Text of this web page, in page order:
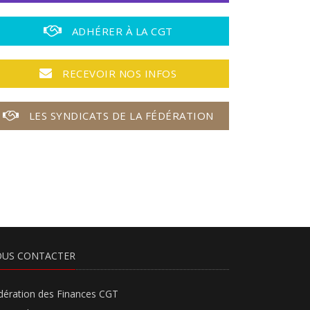
ADHÉRER À LA CGT
RECEVOIR NOS INFOS
LES SYNDICATS DE LA FÉDÉRATION
CONTACTER
des Finances CGT